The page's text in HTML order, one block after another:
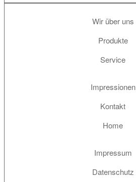
Wir über uns
Produkte
Service
Impressionen
Kontakt
Home
Impressum
Datenschutz